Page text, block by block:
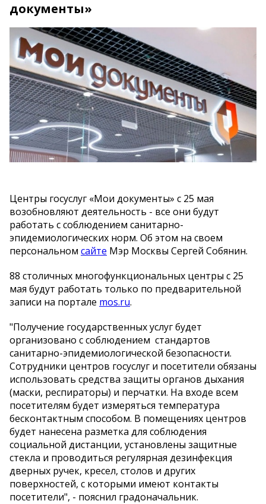
документы»
Центры госуслуг «Мои документы» с 25 мая
возобновляют деятельность - все они будут
работать с соблюдением санитарно-
эпидемиологических норм. Об этом на своем
персональном сайте Мэр Москвы Сергей Собянин.
88 столичных многофункциональных центры с 25
мая будут работать только по предварительной
записи на портале mos.ru.
"Получение государственных услуг будет
организовано с соблюдением стандартов
санитарно-эпидемиологической безопасности.
Сотрудники центров госуслуг и посетители обязаны
использовать средства защиты органов дыхания
(маски, респираторы) и перчатки. На входе всем
посетителям будет измеряться температура
бесконтактным способом. В помещениях центров
будет нанесена разметка для соблюдения
социальной дистанции, установлены защитные
стекла и проводиться регулярная дезинфекция
дверных ручек, кресел, столов и других
поверхностей, с которыми имеют контакты
посетители", - пояснил градоначальник.